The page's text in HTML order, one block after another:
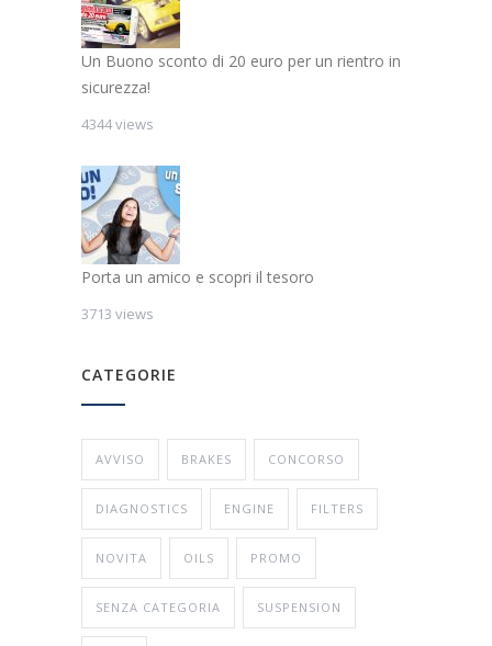
Un Buono sconto di 20 euro per un rientro in
sicurezza!
4344 views
Porta un amico e scopri il tesoro
3713 views
CATEGORIE
AVVISO BRAKES CONCORSO
DIAGNOSTICS ENGINE FILTERS
NOVITA OILS PROMO
SENZA CATEGORIA SUSPENSION